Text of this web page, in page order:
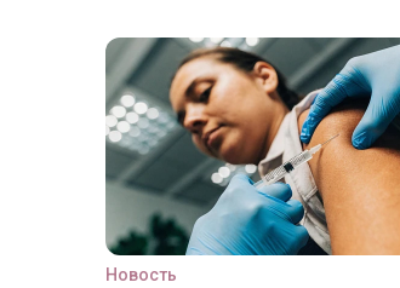
Новость